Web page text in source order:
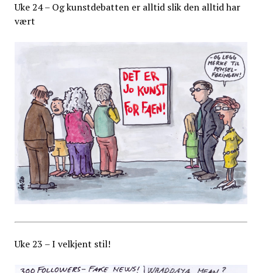
Uke 24 – Og kunstdebatten er alltid slik den alltid har
vært
Uke 23 – I velkjent stil!